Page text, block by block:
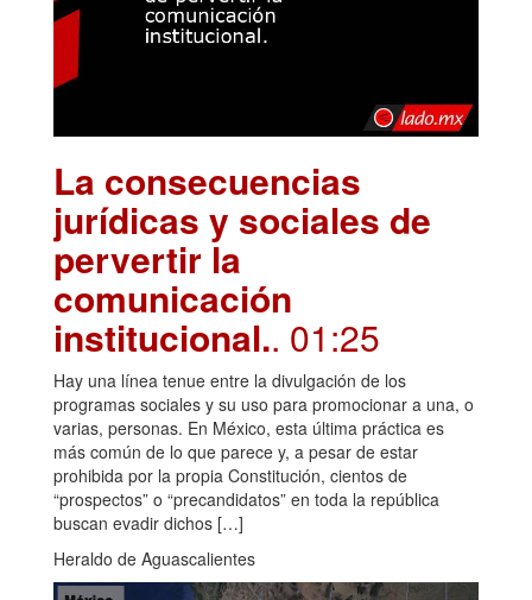
La consecuencias
jurídicas y sociales de
pervertir la
comunicación
institucional.. 01:25
Hay una línea tenue entre la divulgación de los
programas sociales y su uso para promocionar a una, o
varias, personas. En México, esta última práctica es
más común de lo que parece y, a pesar de estar
prohibida por la propia Constitución, cientos de
“prospectos” o “precandidatos” en toda la república
buscan evadir dichos […]
Heraldo de Aguascalientes